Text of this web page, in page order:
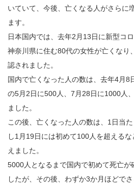
いていて、今後、亡くなる人がさらに
ます。
日本国内では、去年2月13日に新型コ
神奈川県に住む80代の女性が亡くなり
認されました。
国内で亡くなった人の数は、去年4月8
の5月2日に500人、7月28日に1000人
ました。
この後、亡くなった人の数は、1日当
し1月19日には初めて100人を超える
えました。
5000人となるまで国内で初めて死亡
したが、その後、わずか3か月ほどで